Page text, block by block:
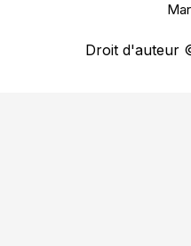
Droit d'auteur